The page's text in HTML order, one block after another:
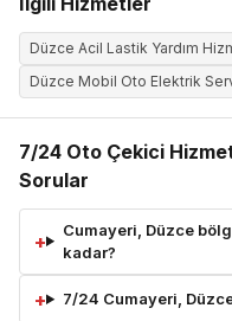
Düzce Acil Lastik Yardım
Düzce Mobil Oto Elektrik
7/24 Oto Çekici
Sorular
Cumayeri, Düzce
kadar?
7/24 Cumayeri,